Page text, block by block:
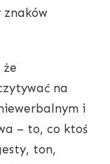
znaków
że
na
i
– to, co ktoś
ton,